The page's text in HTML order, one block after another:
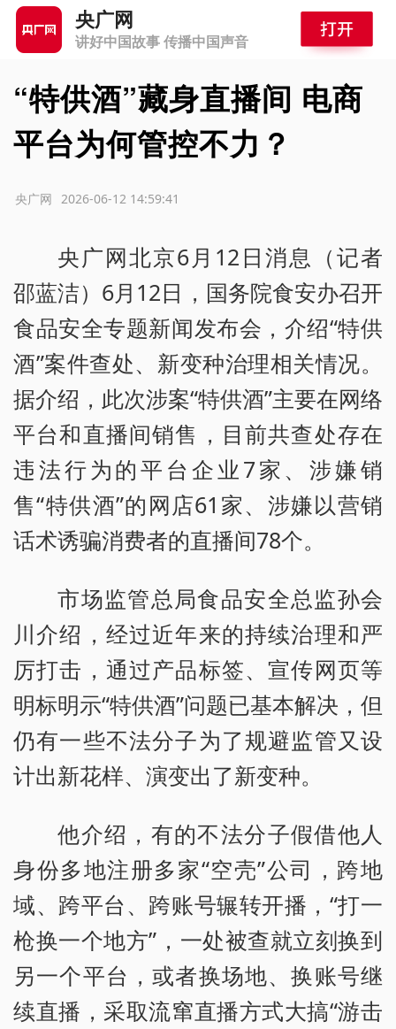
央广网
讲好中国故事 传播中国声音
“特供酒”藏身直播间 电商
平台为何管控不力？
2026-06-12 14:59:41
央广网
央广网北京6月12日消息（记者
邵蓝洁）6月12日，国务院食安办召开
食品安全专题新闻发布会，介绍“特供
酒”案件查处、新变种治理相关情况。
据介绍，此次涉案“特供酒”主要在网络
平台和直播间销售，目前共查处存在
违法行为的平台企业7家、涉嫌销
售“特供酒”的网店61家、涉嫌以营销
话术诱骗消费者的直播间78个。
市场监管总局食品安全总监孙会
川介绍，经过近年来的持续治理和严
厉打击，通过产品标签、宣传网页等
明标明示“特供酒”问题已基本解决，但
仍有一些不法分子为了规避监管又设
计出新花样、演变出了新变种。
他介绍，有的不法分子假借他人
身份多地注册多家“空壳”公司，跨地
域、跨平台、跨账号辗转开播，“打一
枪换一个地方”，一处被查就立刻换到
另一个平台，或者换场地、换账号继
续直播，采取流窜直播方式大搞“游击